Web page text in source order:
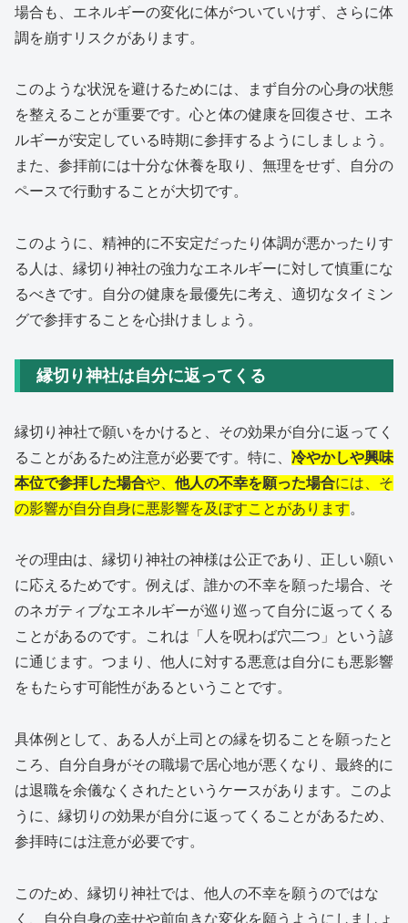
場合も、エネルギーの変化に体がついていけず、さらに体
調を崩すリスクがあります。
このような状況を避けるためには、まず自分の心身の状態
を整えることが重要です。心と体の健康を回復させ、エネ
ルギーが安定している時期に参拝するようにしましょう。
また、参拝前には十分な休養を取り、無理をせず、自分の
ペースで行動することが大切です。
このように、精神的に不安定だったり体調が悪かったりす
る人は、縁切り神社の強力なエネルギーに対して慎重にな
るべきです。自分の健康を最優先に考え、適切なタイミン
グで参拝することを心掛けましょう。
縁切り神社は自分に返ってくる
縁切り神社で願いをかけると、その効果が自分に返ってく
ることがあるため注意が必要です。特に、 冷やかしや興味
本位で参拝した場合や、 他人の不幸を願った場合には、そ
の影響が自分自身に悪影響を及ぼすことがあります。
その理由は、縁切り神社の神様は公正であり、正しい願い
に応えるためです。例えば、誰かの不幸を願った場合、そ
のネガティブなエネルギーが巡り巡って自分に返ってくる
ことがあるのです。これは「人を呪わば穴二つ」という諺
に通じます。つまり、他人に対する悪意は自分にも悪影響
をもたらす可能性があるということです。
具体例として、ある人が上司との縁を切ることを願ったと
ころ、自分自身がその職場で居心地が悪くなり、最終的に
は退職を余儀なくされたというケースがあります。このよ
うに、縁切りの効果が自分に返ってくることがあるため、
参拝時には注意が必要です。
このため、縁切り神社では、他人の不幸を願うのではな
く、自分自身の幸せや前向きな変化を願うようにしましょ